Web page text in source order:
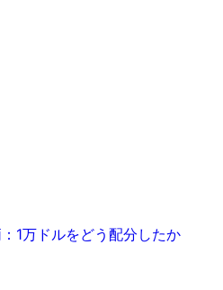
1万ドルをどう配分したか